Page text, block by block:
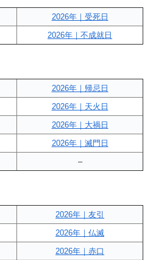
2026年｜受死日
2026年｜不成就日
2026年｜帰忌日
2026年｜天火日
2026年｜大禍日
2026年｜滅門日
–
2026年｜友引
2026年｜仏滅
2026年｜赤口